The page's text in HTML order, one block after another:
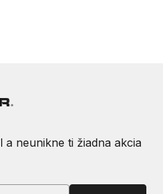
a neunikne ti žiadna akcia